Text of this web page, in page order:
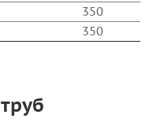
350
350